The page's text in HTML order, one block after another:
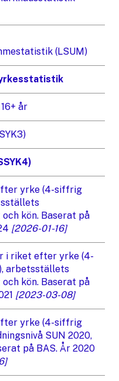
(LSUM)
år
yrke (4-siffrig
kön. Baserat på
[2026-01-16]
i riket efter yrke (4-
arbetsställets
kön. Baserat på
[2023-03-08]
yrke (4-siffrig
SUN 2020,
på BAS. År 2020